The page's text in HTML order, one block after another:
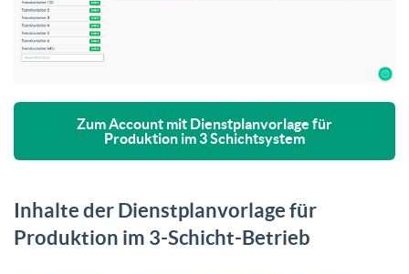
Zum Account mit Dienstplanvorlage für
Produktion im 3 Schichtsystem
Inhalte der Dienstplanvorlage für
Produktion im 3-Schicht-Betrieb